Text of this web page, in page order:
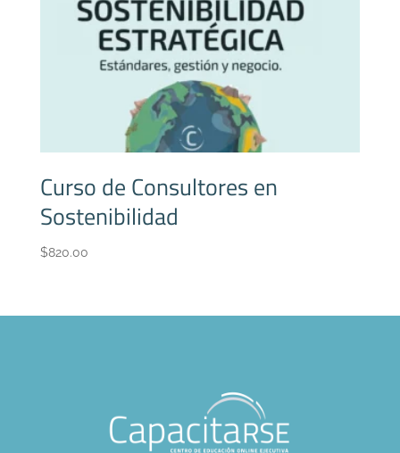
Curso de Consultores en
Sostenibilidad
$820.00